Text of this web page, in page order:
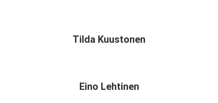
Tilda Kuustonen
Eino Lehtinen